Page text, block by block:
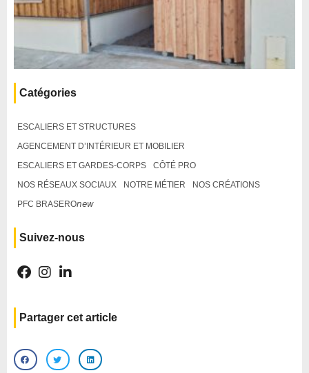
Catégories
ESCALIERS ET STRUCTURES
AGENCEMENT D’INTÉRIEUR ET MOBILIER
ESCALIERS ET GARDES-CORPS
CÔTÉ PRO
NOS RÉSEAUX SOCIAUX
NOTRE MÉTIER
NOS CRÉATIONS
PFC BRASERO𝘯𝘦𝘸
Suivez-nous
Partager cet article